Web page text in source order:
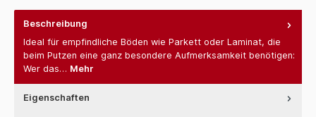
Beschreibung
Ideal für empfindliche Böden wie Parkett oder Laminat, die
beim Putzen eine ganz besondere Aufmerksamkeit benötigen:
Wer das… Mehr
Eigenschaften